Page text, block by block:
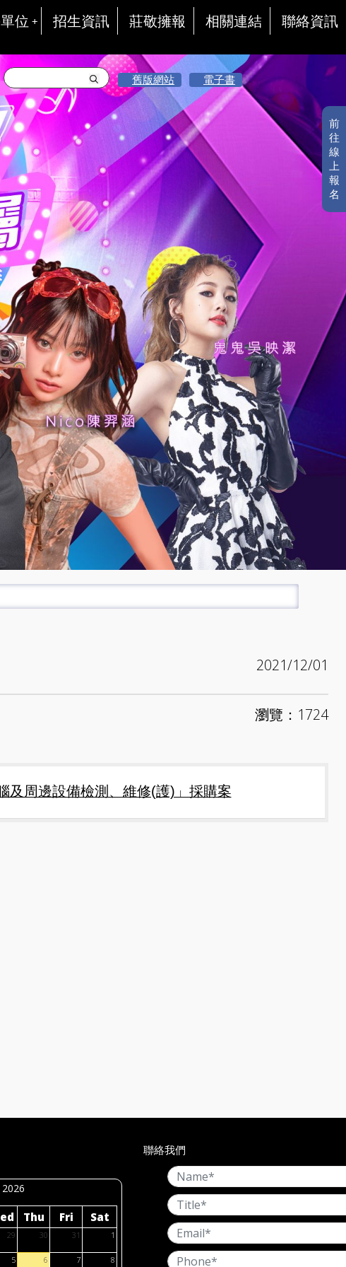
位 招生資訊 莊敬擁報 相關連結 聯絡資訊
前
往
線
上
報
名
舊版網站 電子書
2021/12/01
瀏覽：1724
及周邊設備檢測、維修(護)」採購案
Thu Fri Sat
29 30 31 1
5 6 7 8
聯絡我們